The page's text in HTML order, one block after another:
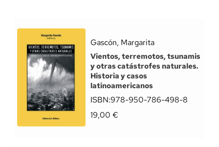
Gascón, Margarita
Vientos, terremotos, tsunamis
y otras catástrofes naturales.
Historia y casos
latinoamericanos
ISBN:978-950-786-498-8
19,00 €